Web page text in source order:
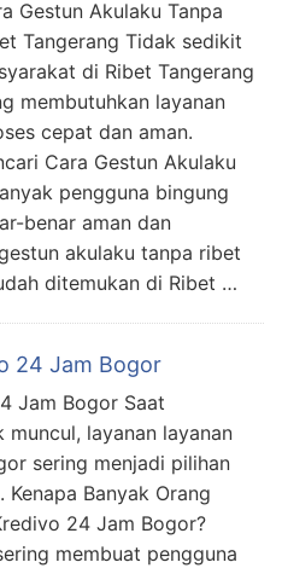
Gestun Akulaku Tanpa
Tangerang Tidak sedikit
di Ribet Tangerang
membutuhkan layanan
cepat dan aman.
Cara Gestun Akulaku
pengguna bingung
benar aman dan
akulaku tanpa ribet
ditemukan di Ribet …
24 Jam Bogor
Jam Bogor Saat
muncul, layanan layanan
sering menjadi pilihan
Banyak Orang
24 Jam Bogor?
membuat pengguna